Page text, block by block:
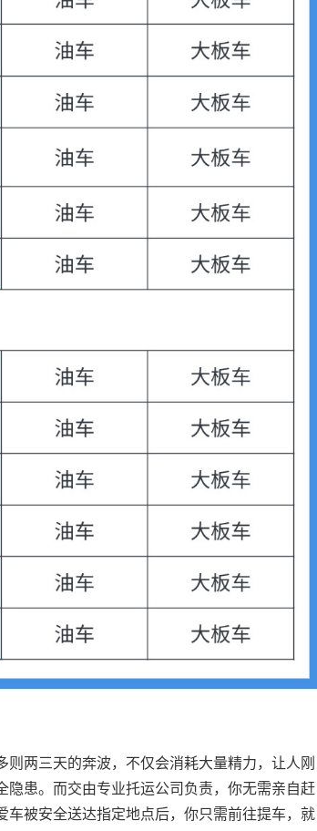
两三天的奔波，不仅会消耗大量精力，让人刚
患。而交由专业托运公司负责，你无需亲自赶
被安全送达指定地点后，你只需前往提车，就